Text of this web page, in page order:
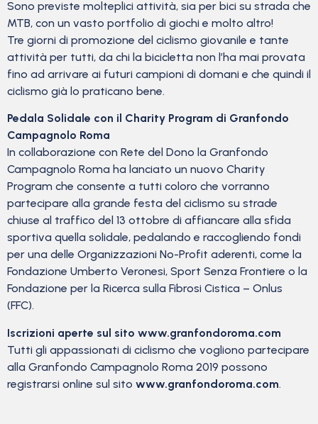
Sono previste molteplici attività, sia per bici su strada che
MTB, con un vasto portfolio di giochi e molto altro!
Tre giorni di promozione del ciclismo giovanile e tante
attività per tutti, da chi la bicicletta non l’ha mai provata
fino ad arrivare ai futuri campioni di domani e che quindi il
ciclismo già lo praticano bene.
Pedala Solidale con il Charity Program di Granfondo
Campagnolo Roma
In collaborazione con Rete del Dono la Granfondo
Campagnolo Roma ha lanciato un nuovo Charity
Program che consente a tutti coloro che vorranno
partecipare alla grande festa del ciclismo su strade
chiuse al traffico del 13 ottobre di affiancare alla sfida
sportiva quella solidale, pedalando e raccogliendo fondi
per una delle Organizzazioni No-Profit aderenti, come la
Fondazione Umberto Veronesi, Sport Senza Frontiere o la
Fondazione per la Ricerca sulla Fibrosi Cistica – Onlus
(FFC).
Iscrizioni aperte sul sito www.granfondoroma.com
Tutti gli appassionati di ciclismo che vogliono partecipare
alla Granfondo Campagnolo Roma 2019 possono
registrarsi online sul sito www.granfondoroma.com.